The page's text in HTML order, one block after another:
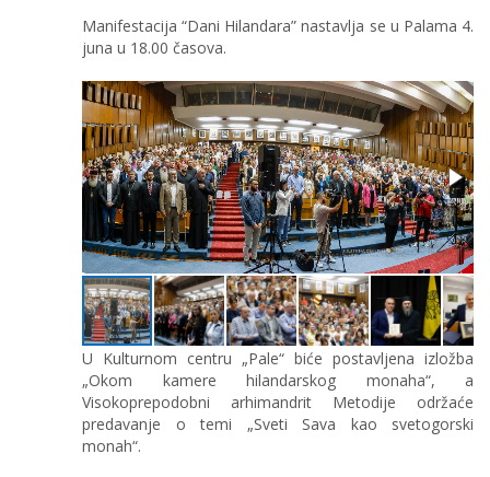
Manifestacija “Dani Hilandara” nastavlja se u Palama 4.
juna u 18.00 časova.
U Kulturnom centru „Pale“ biće postavljena izložba
„Okom kamere hilandarskog monaha“, a
Visokoprepodobni arhimandrit Metodije održaće
predavanje o temi „Sveti Sava kao svetogorski
monah“.